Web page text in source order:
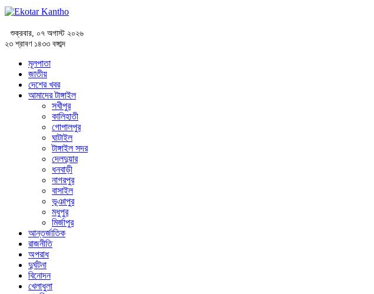
শুক্রবার, ০৭ অগাস্ট ২০২৬
২৩ শ্রাবণ ১৪৩৩ বঙ্গাব্দ
মূলপাতা
জাতীয়
দেশের খবর
আমাদের টাঙ্গাইল
সখীপুর
কালিহাতী
গোপালপুর
ঘাটাইল
টাঙ্গাইল সদর
দেলদুয়ার
ধনবাড়ী
নাগরপুর
বাসাইল
ভূঞাপুর
মধুপুর
মির্জাপুর
আন্তর্জাতিক
রাজনীতি
অপরাধ
দুর্ঘটনা
বিনোদন
খেলাধুলা